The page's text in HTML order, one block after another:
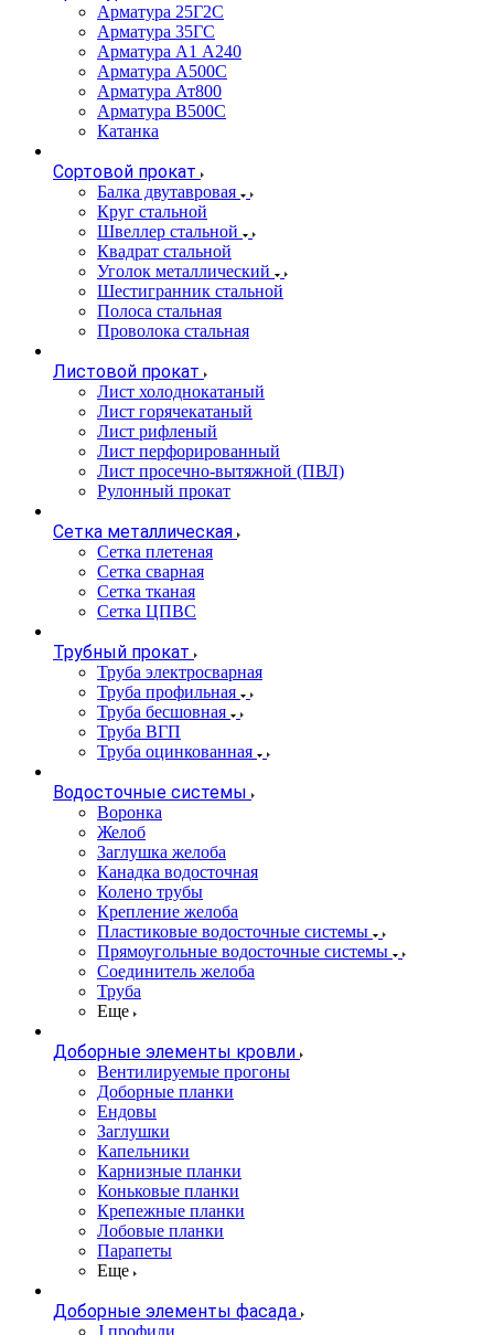
Арматура 25Г2С
Арматура 35ГС
Арматура А1 А240
Арматура А500С
Арматура Ат800
Арматура В500С
Катанка
Сортовой прокат
Балка двутавровая
Круг стальной
Швеллер стальной
Квадрат стальной
Уголок металлический
Шестигранник стальной
Полоса стальная
Проволока стальная
Листовой прокат
Лист холоднокатаный
Лист горячекатаный
Лист рифленый
Лист перфорированный
Лист просечно-вытяжной (ПВЛ)
Рулонный прокат
Сетка металлическая
Сетка плетеная
Сетка сварная
Сетка тканая
Сетка ЦПВС
Трубный прокат
Труба электросварная
Труба профильная
Труба бесшовная
Труба ВГП
Труба оцинкованная
Водосточные системы
Воронка
Желоб
Заглушка желоба
Канадка водосточная
Колено трубы
Крепление желоба
Пластиковые водосточные системы
Прямоугольные водосточные системы
Соединитель желоба
Труба
Еще
Доборные элементы кровли
Вентилируемые прогоны
Доборные планки
Ендовы
Заглушки
Капельники
Карнизные планки
Коньковые планки
Крепежные планки
Лобовые планки
Парапеты
Еще
Доборные элементы фасада
J профили